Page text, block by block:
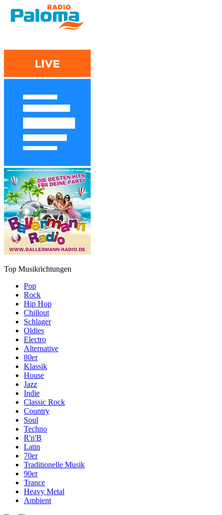
Top Musikrichtungen
Pop
Rock
Hip Hop
Chillout
Schlager
Oldies
Electro
Alternative
80er
Klassik
House
Jazz
Indie
Classic Rock
Country
Soul
Techno
R'n'B
Latin
70er
Traditionelle Musik
90er
Trance
Heavy Metal
Ambient